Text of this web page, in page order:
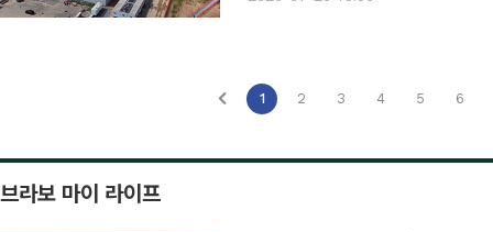
1 2 3 4 5 6
브라보 마이 라이프